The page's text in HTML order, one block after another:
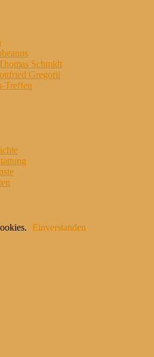
Schmidt
Gregorii
Treffen
Einverstanden